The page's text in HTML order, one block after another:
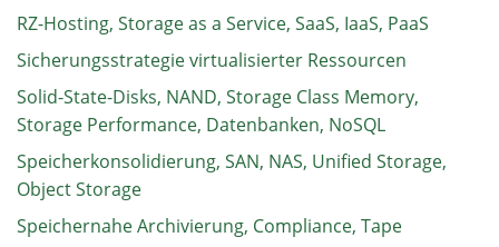
RZ-Hosting, Storage as a Service, SaaS, IaaS, PaaS
Sicherungsstrategie virtualisierter Ressourcen
Solid-State-Disks, NAND, Storage Class Memory,
Storage Performance, Datenbanken, NoSQL
Speicherkonsolidierung, SAN, NAS, Unified Storage,
Object Storage
Speichernahe Archivierung, Compliance, Tape